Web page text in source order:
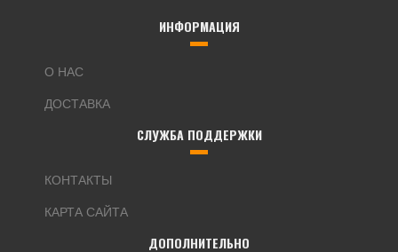
ИНФОРМАЦИЯ
О НАС
ДОСТАВКА
СЛУЖБА ПОДДЕРЖКИ
КОНТАКТЫ
КАРТА САЙТА
ДОПОЛНИТЕЛЬНО